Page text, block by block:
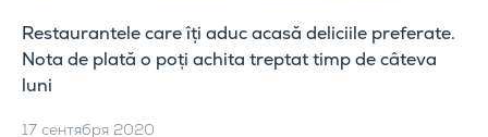
Restaurantele care îți aduc acasă deliciile preferate.
Nota de plată o poți achita treptat timp de câteva
luni
17 сентября 2020